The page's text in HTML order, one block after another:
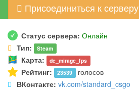
Присоединиться к серверу
Статус сервера: Онлайн
Тип: Steam
Карта: de_mirage_fps
Рейтинг: 23539 голосов
ВКонтакте: vk.com/standard_csgo